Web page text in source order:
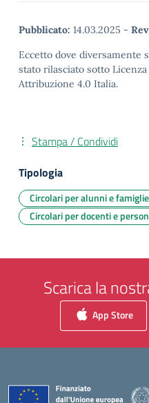
Pubblicato: 14.03.2025 -
Eccetto dove diversamente
stato rilasciato sotto
Attribuzione 4.0 Italia.
Stampa / Condividi
Tipologia
Circolari per alunni e famiglie
Circolari per docenti e
Scarica la
App Store